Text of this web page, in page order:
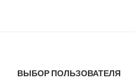
ВЫБОР ПОЛЬЗОВАТЕЛЯ